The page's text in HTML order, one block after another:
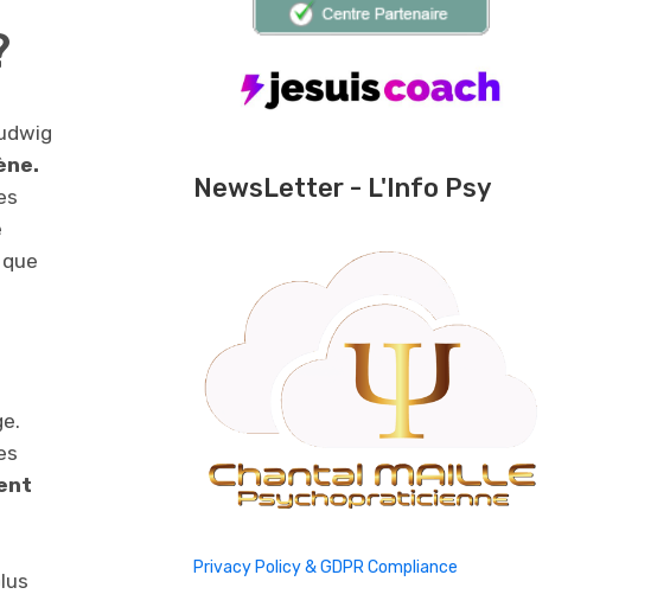
NewsLetter - L'Info Psy
Privacy Policy & GDPR Compliance